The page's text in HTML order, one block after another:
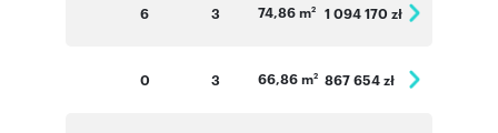
6 3 74,86 m2 1 094 170 zł
0 3 66,86 m2 867 654 zł